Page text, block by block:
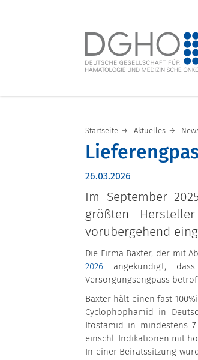
Startseite Aktuelles
26.03.2026
Im September
größten
vorübergehend
Die Firma Baxter, der mit
2026 angekündigt,
Versorgungsengpass
Baxter hält einen fast
Cyclophophamid in
Ifosfamid in mindestens
einschl. Indikationen mit
In einer Beiratssitzung